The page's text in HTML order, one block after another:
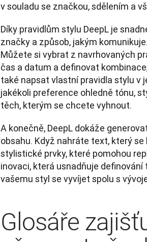
v souladu se značkou, sdělením a
Díky pravidlům stylu DeepL je
značky a způsob, jakým
Můžete si vybrat z navrhovaných
čas a datum a definovat
také napsat vlastní pravidla stylu v
jakékoli preference ohledně tónu,
těch, kterým se chcete vyhnout.
A konečně, DeepL dokáže
obsahu. Když nahráte text, který
stylistické prvky, které pomohou
inovaci, která usnadňuje
vašemu styl se vyvíjet spolu s
Glosáře